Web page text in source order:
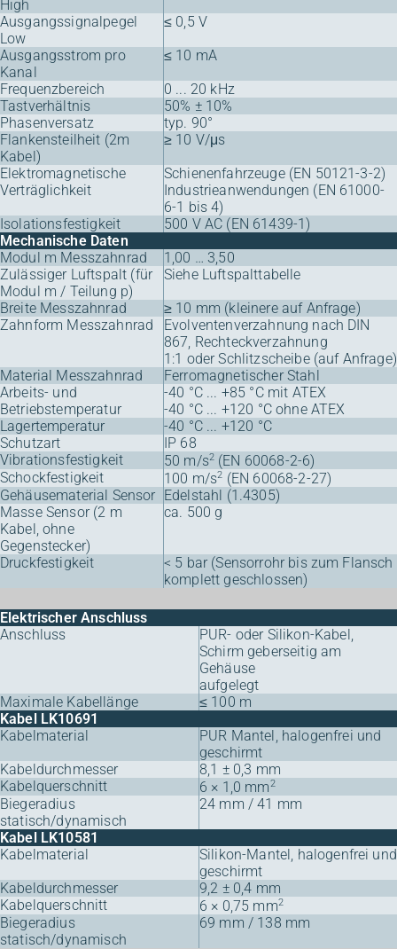
High
Ausgangssignalpegel
Low
≤ 0,5 V
Ausgangsstrom pro
Kanal
≤ 10 mA
Frequenzbereich
0 ... 20 kHz
Tastverhältnis
50% ± 10%
Phasenversatz
typ. 90°
Flankensteilheit (2m
Kabel)
≥ 10 V/μs
Elektromagnetische
Verträglichkeit
Schienenfahrzeuge (EN 50121-3-2)
Industrieanwendungen (EN 61000-
6-1 bis 4)
Isolationsfestigkeit
500 V AC (EN 61439-1)
Mechanische Daten
Modul m Messzahnrad
1,00 … 3,50
Zulässiger Luftspalt (für
Modul m / Teilung p)
Siehe Luftspalttabelle
Breite Messzahnrad
≥ 10 mm (kleinere auf Anfrage)
Zahnform Messzahnrad
Evolventenverzahnung nach DIN
867, Rechteckverzahnung
1:1 oder Schlitzscheibe (auf Anfrage)
Material Messzahnrad
Ferromagnetischer Stahl
Arbeits- und
Betriebstemperatur
-40 °C ... +85 °C mit ATEX
-40 °C ... +120 °C ohne ATEX
Lagertemperatur
-40 °C ... +120 °C
Schutzart
IP 68
Vibrationsfestigkeit
50 m/s2 (EN 60068-2-6)
Schockfestigkeit
100 m/s2 (EN 60068-2-27)
Gehäusematerial Sensor Edelstahl (1.4305)
Masse Sensor (2 m
Kabel, ohne
Gegenstecker)
ca. 500 g
Druckfestigkeit
< 5 bar (Sensorrohr bis zum Flansch
komplett geschlossen)
Elektrischer Anschluss
Anschluss
PUR- oder Silikon-Kabel,
Schirm geberseitig am
Gehäuse
aufgelegt
Maximale Kabellänge
≤ 100 m
Kabel LK10691
Kabelmaterial
PUR Mantel, halogenfrei und
geschirmt
Kabeldurchmesser
8,1 ± 0,3 mm
Kabelquerschnitt
6 × 1,0 mm2
Biegeradius
statisch/dynamisch
24 mm / 41 mm
Kabel LK10581
Kabelmaterial
Silikon-Mantel, halogenfrei und
geschirmt
Kabeldurchmesser
9,2 ± 0,4 mm
Kabelquerschnitt
6 × 0,75 mm2
Biegeradius
statisch/dynamisch
69 mm / 138 mm